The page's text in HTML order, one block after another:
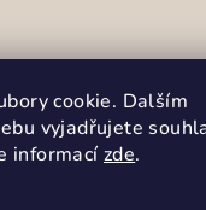
cookie. Dalším
vyjadřujete
informací zde.